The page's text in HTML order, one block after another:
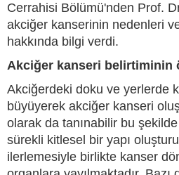
Cerrahisi Bölümü'nden Prof.
akciğer kanserinin nedenleri
hakkında bilgi verdi.
Akciğer kanseri belirtiminin
Akciğerdeki doku ve yerlerde
büyüyerek akciğer kanseri
olarak da tanınabilir bu
sürekli kitlesel bir yapı
ilerlemesiyle birlikte kanser